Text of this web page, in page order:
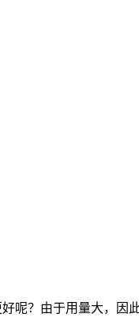
呢？由于用量大，因